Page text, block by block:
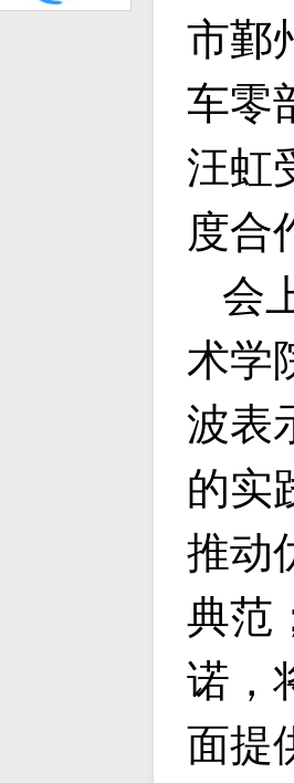
市鄞
车零
汪虹
度合
会
术学
波表
的实
推动
典范
诺，
面提